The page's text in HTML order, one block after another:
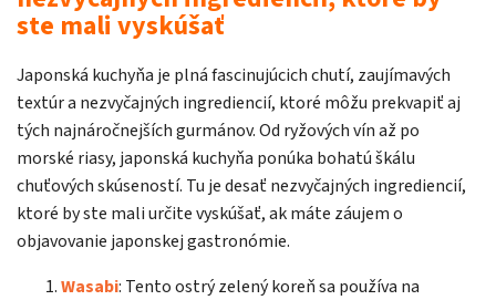
ste mali vyskúšať
Japonská kuchyňa je plná fascinujúcich chutí, zaujímavých
textúr a nezvyčajných ingrediencií, ktoré môžu prekvapiť aj
tých najnáročnejších gurmánov. Od ryžových vín až po
morské riasy, japonská kuchyňa ponúka bohatú škálu
chuťových skúseností. Tu je desať nezvyčajných ingrediencií,
ktoré by ste mali určite vyskúšať, ak máte záujem o
objavovanie japonskej gastronómie.
Wasabi: Tento ostrý zelený koreň sa používa na